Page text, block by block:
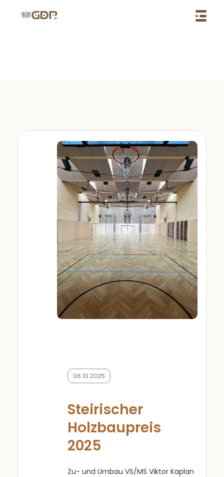
06.10.2025
Steirischer
Holzbaupreis
2025
Zu- und Umbau VS/MS Viktor Kaplan